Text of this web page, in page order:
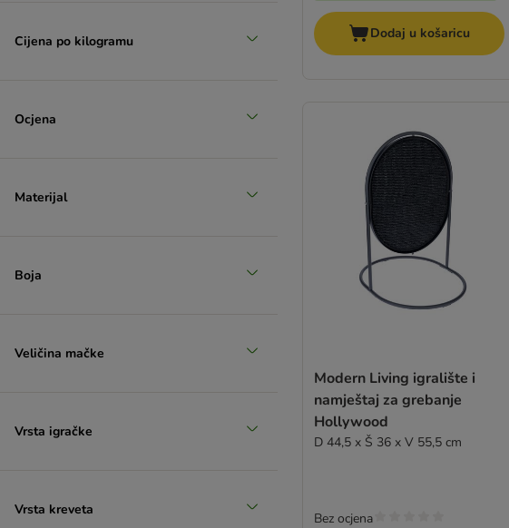
Cijena po kilogramu
Ocjena
Materijal
Boja
Veličina mačke
Vrsta igračke
Vrsta kreveta
Dodaj u košaricu
Modern Living igralište i
namještaj za grebanje
Hollywood
D 44,5 x Š 36 x V 55,5 cm
Bez ocjena